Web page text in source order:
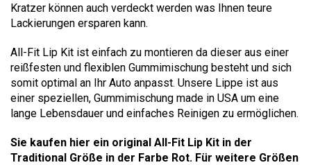
Kratzer können auch verdeckt werden was Ihnen teure
Lackierungen ersparen kann.
All-Fit Lip Kit ist einfach zu montieren da dieser aus einer
reißfesten und flexiblen Gummimischung besteht und sich
somit optimal an Ihr Auto anpasst. Unsere Lippe ist aus
einer speziellen, Gummimischung made in USA um eine
lange Lebensdauer und einfaches Reinigen zu ermöglichen.
Sie kaufen hier ein original All-Fit Lip Kit in der
Traditional Größe in der Farbe Rot. Für weitere Größen